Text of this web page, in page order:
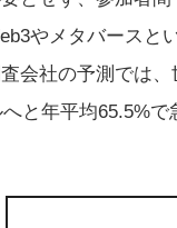
やメタバースと
会社の予測では
と年平均65.5%